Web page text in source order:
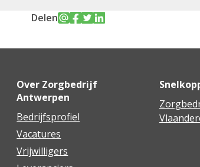
Delen
Over Zorgbedrijf
Antwerpen
Bedrijfsprofiel
Vacatures
Vrijwilligers